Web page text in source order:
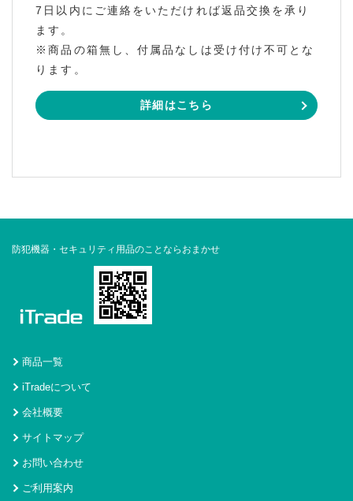
7日以内にご連絡をいただければ返品交換を承り
ます。
※商品の箱無し、付属品なしは受け付け不可とな
ります。
詳細はこちら
防犯機器・セキュリティ用品のことならおまかせ
商品一覧
iTradeについて
会社概要
サイトマップ
お問い合わせ
ご利用案内